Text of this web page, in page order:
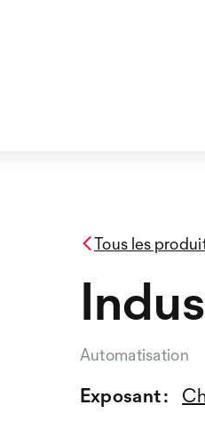
Tous les
Automatisation
Exposant :